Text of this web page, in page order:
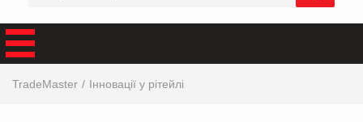
TradeMaster Інновації у рітейлі